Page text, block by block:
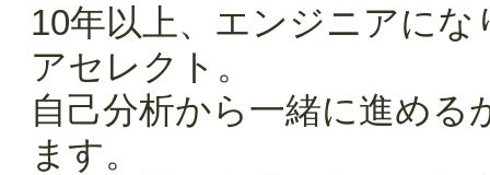
10年以上、エンジニアに
アセレクト。
自己分析から一緒に進め
ます。